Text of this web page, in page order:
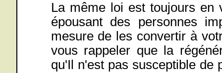
La même loi est toujours en
épousant des personnes
mesure de les convertir à
vous rappeler que la
qu'Il n'est pas susceptible de